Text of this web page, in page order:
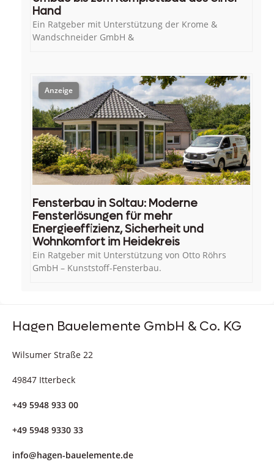
Hand
Ein Ratgeber mit Unterstützung der Krome &
Wandschneider GmbH &
Fensterbau in Soltau: Moderne
Fensterlösungen für mehr
Energieeffizienz, Sicherheit und
Wohnkomfort im Heidekreis
Ein Ratgeber mit Unterstützung von Otto Röhrs
GmbH – Kunststoff-Fensterbau.
Hagen Bauelemente GmbH & Co. KG
Wilsumer Straße 22
49847 Itterbeck
+49 5948 933 00
+49 5948 9330 33
info@hagen-bauelemente.de